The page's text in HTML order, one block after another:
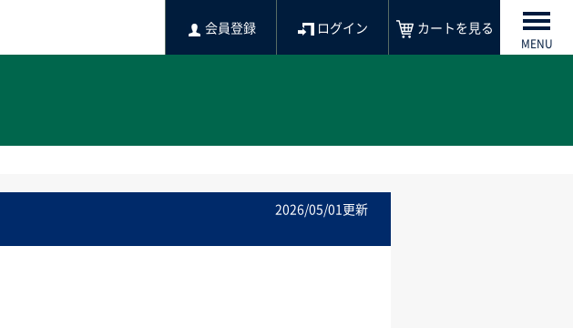
会員登録 ログイン カートを見る
MENU
2026/05/01更新